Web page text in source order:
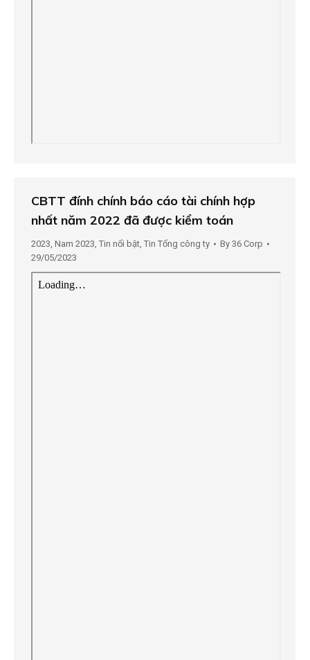
CBTT đính chính báo cáo tài chính hợp
nhất năm 2022 đã được kiểm toán
2023, Nam 2023, Tin nổi bật, Tin Tổng công ty By 36 Corp
29/05/2023